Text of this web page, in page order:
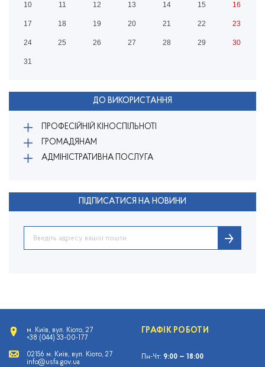
10 11 12 13 14 15 16
17 18 19 20 21 22 23
24 25 26 27 28 29 30
31
ДО ВИКОРИСТАННЯ
ПРОФЕСІЙНІЙ КІНОСПІЛЬНОТІ
ГРОМАДЯНАМ
АДМІНІСТРАТИВНА ПОСЛУГА
ПІДПИСАТИСЯ НА НОВИНИ
м. Київ, вул. Кіото, 27
+38 (044) 33-00-177
02156 м. Київ, вул. Кіото, 27
info@usfa.gov.ua
ГРАФІК РОБОТИ
Пн-Чт: 9:00 — 18:00